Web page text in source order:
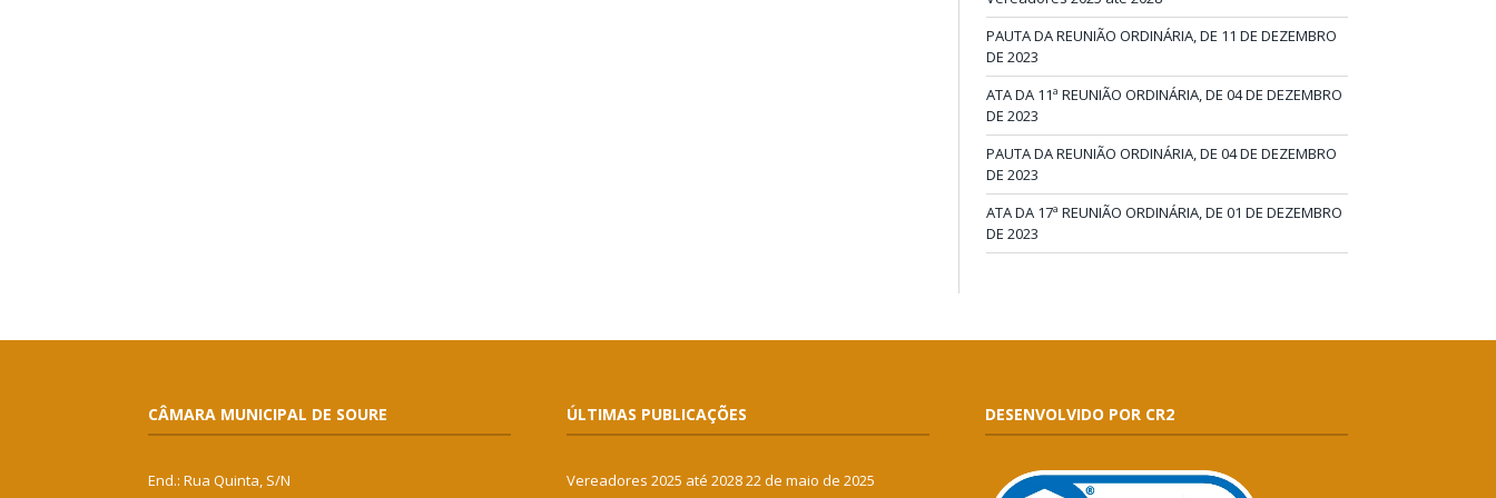
PAUTA DA REUNIÃO ORDINÁRIA, DE 11 DE DEZEMBRO
DE 2023
ATA DA 11ª REUNIÃO ORDINÁRIA, DE 04 DE DEZEMBRO
DE 2023
PAUTA DA REUNIÃO ORDINÁRIA, DE 04 DE DEZEMBRO
DE 2023
ATA DA 17ª REUNIÃO ORDINÁRIA, DE 01 DE DEZEMBRO
DE 2023
CÂMARA MUNICIPAL DE SOURE
End.: Rua Quinta, S/N
ÚLTIMAS PUBLICAÇÕES
Vereadores 2025 até 202822 de maio de 2025
DESENVOLVIDO POR CR2